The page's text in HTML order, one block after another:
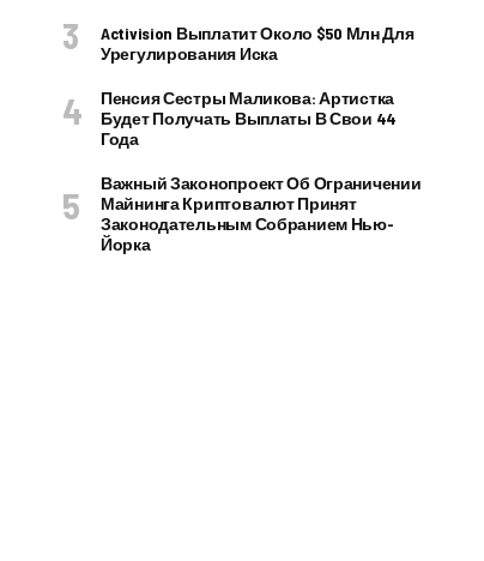
Activision Выплатит Около $50 Млн Для
Урегулирования Иска
Пенсия Сестры Маликова: Артистка
Будет Получать Выплаты В Свои 44
Года
Важный Законопроект Об Ограничении
Майнинга Криптовалют Принят
Законодательным Собранием Нью-
Йорка